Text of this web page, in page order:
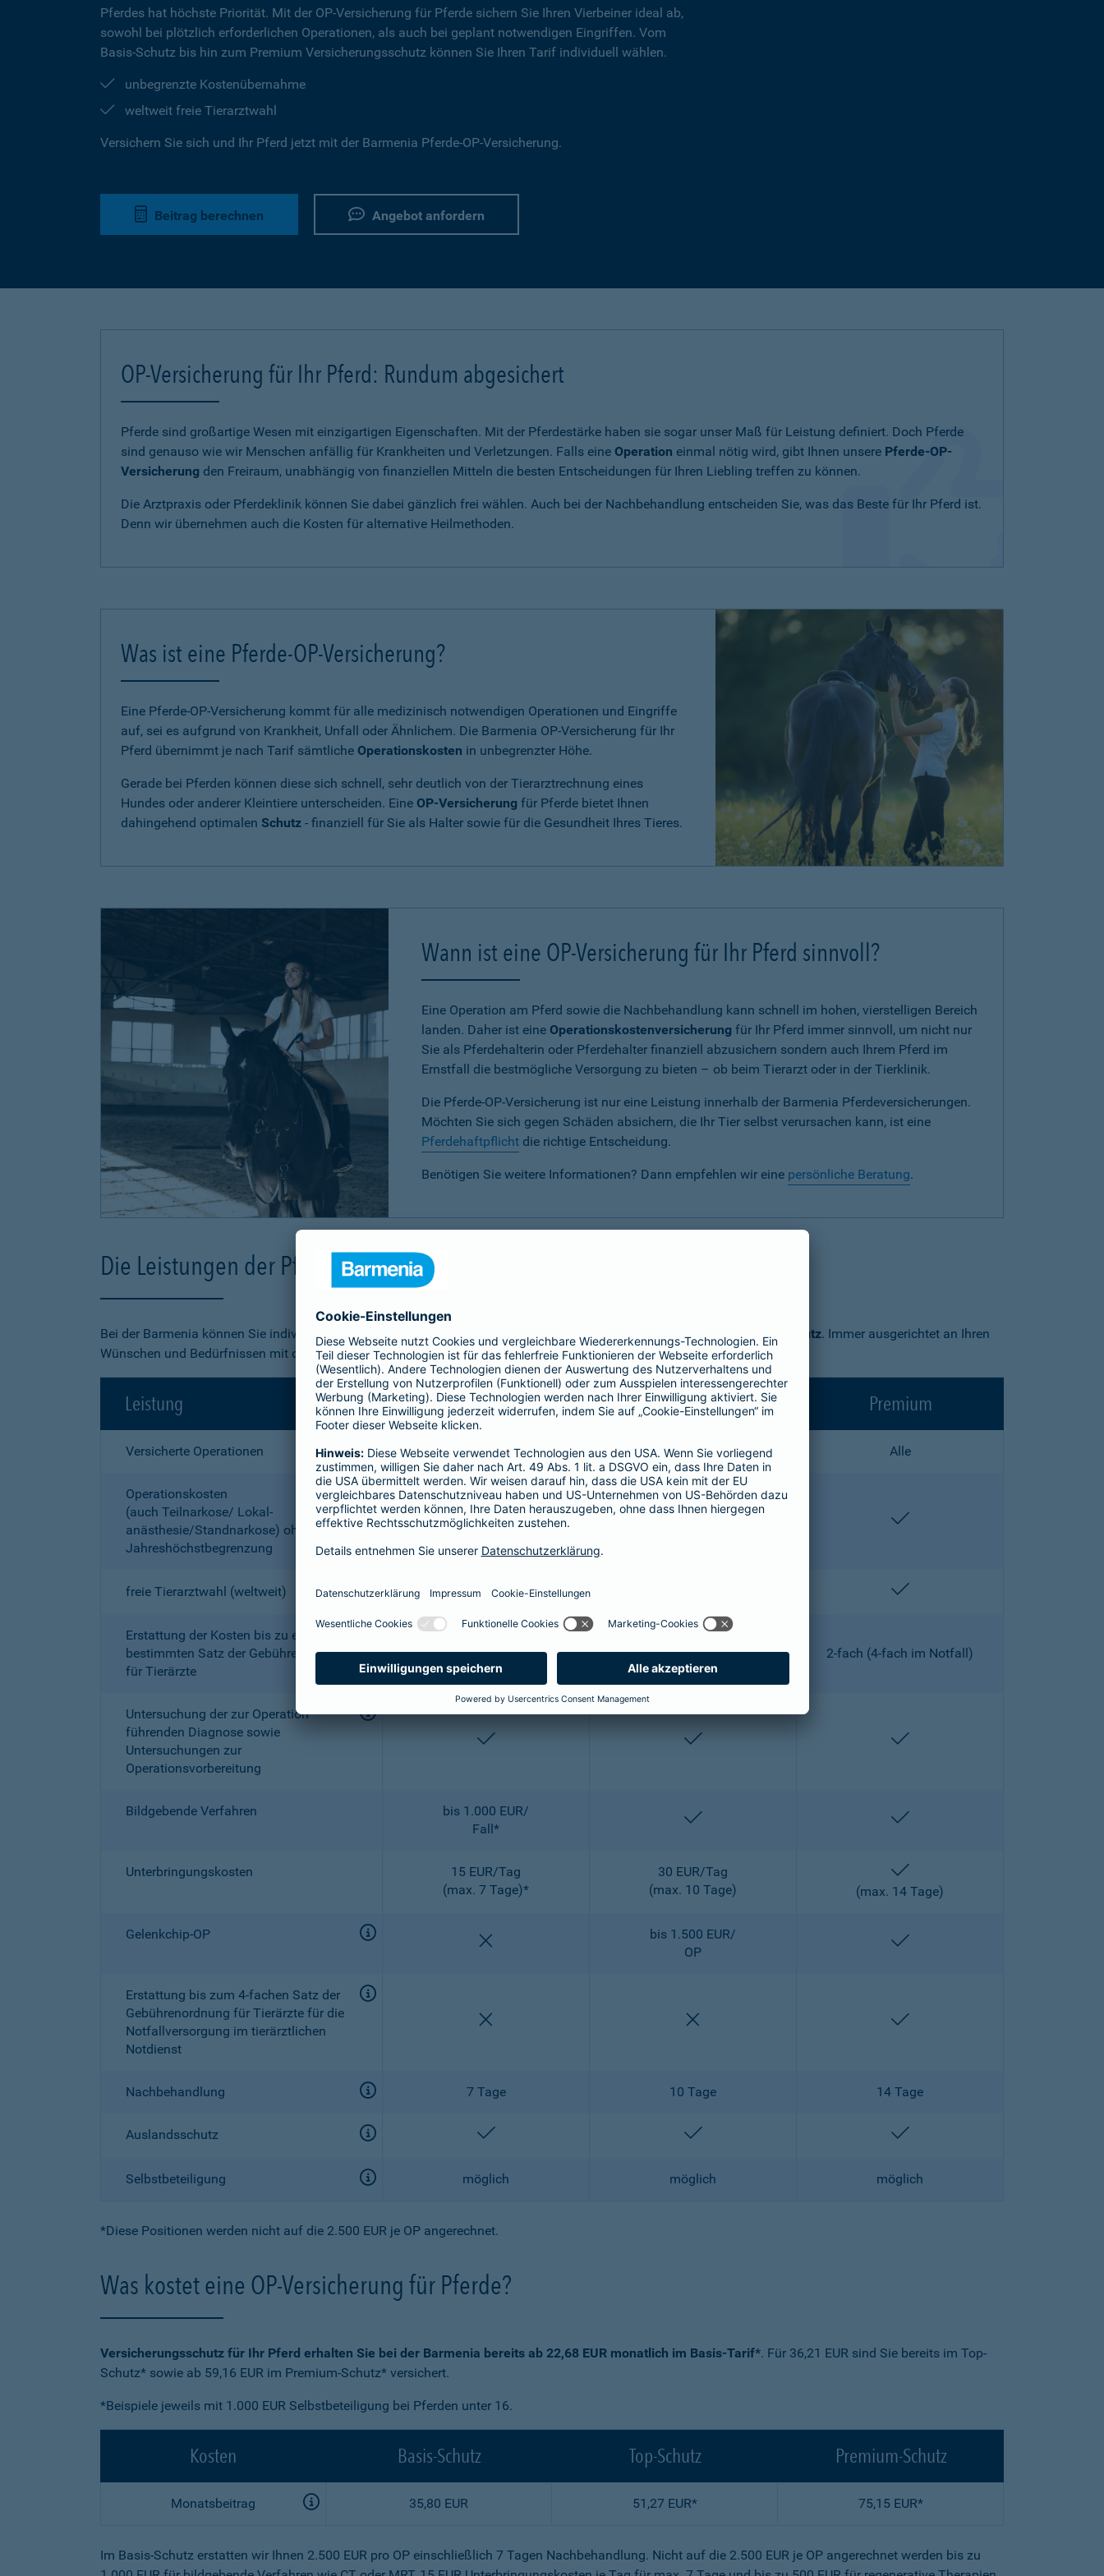
Pferdes hat höchste Priorität. Mit der OP-Versicherung für Pferde sichern Sie Ihren Vierbeiner ideal ab,
sowohl bei plötzlich erforderlichen Operationen, als auch bei geplant notwendigen Eingriffen. Vom
Basis-Schutz bis hin zum Premium Versicherungsschutz können Sie Ihren Tarif individuell wählen.
unbegrenzte Kostenübernahme
weltweit freie Tierarztwahl
Versichern Sie sich und Ihr Pferd jetzt mit der Barmenia Pferde-OP-Versicherung.
Beitrag berechnen Angebot anfordern
OP-Versicherung für Ihr Pferd: Rundum abgesichert
Pferde sind großartige Wesen mit einzigartigen Eigenschaften. Mit der Pferdestärke haben sie sogar unser Maß für Leistung definiert. Doch Pferde
sind genauso wie wir Menschen anfällig für Krankheiten und Verletzungen. Falls eine Operation einmal nötig wird, gibt Ihnen unsere Pferde-OP-
Versicherung den Freiraum, unabhängig von finanziellen Mitteln die besten Entscheidungen für Ihren Liebling treffen zu können.
Die Arztpraxis oder Pferdeklinik können Sie dabei gänzlich frei wählen. Auch bei der Nachbehandlung entscheiden Sie, was das Beste für Ihr Pferd ist.
Denn wir übernehmen auch die Kosten für alternative Heilmethoden.
Was ist eine Pferde-OP-Versicherung?
Eine Pferde-OP-Versicherung kommt für alle medizinisch notwendigen Operationen und Eingriffe
auf, sei es aufgrund von Krankheit, Unfall oder Ähnlichem. Die Barmenia OP-Versicherung für Ihr
Pferd übernimmt je nach Tarif sämtliche Operationskosten in unbegrenzter Höhe.
Gerade bei Pferden können diese sich schnell, sehr deutlich von der Tierarztrechnung eines
Hundes oder anderer Kleintiere unterscheiden. Eine OP-Versicherung für Pferde bietet Ihnen
dahingehend optimalen Schutz - finanziell für Sie als Halter sowie für die Gesundheit Ihres Tieres.
Wann ist eine OP-Versicherung für Ihr Pferd sinnvoll?
Eine Operation am Pferd sowie die Nachbehandlung kann schnell im hohen, vierstelligen Bereich
landen. Daher ist eine Operationskostenversicherung für Ihr Pferd immer sinnvoll, um nicht nur
Sie als Pferdehalterin oder Pferdehalter finanziell abzusichern sondern auch Ihrem Pferd im
Ernstfall die bestmögliche Versorgung zu bieten – ob beim Tierarzt oder in der Tierklinik.
Die Pferde-OP-Versicherung ist nur eine Leistung innerhalb der Barmenia Pferdeversicherungen.
Möchten Sie sich gegen Schäden absichern, die Ihr Tier selbst verursachen kann, ist eine
Pferdehaftpflicht die richtige Entscheidung.
Benötigen Sie weitere Informationen? Dann empfehlen wir eine persönliche Beratung.
Die Leistungen der Pferde-OP-Versicherung im Vergleich
Bei der Barmenia können Sie individuell aus 3 verschiedenen Tarifen für Ihr Pferd wählen: Basis-, Top- oder Premium-Schutz. Immer ausgerichtet an Ihren
Wünschen und Bedürfnissen mit dem besten Preis-Leistungsverhältnis.
Leistung Basis Top Premium
Versicherte Operationen Alle Alle Alle
Operationskosten
(auch Teilnarkose/ Lokal­
anästhesie/Standnarkose) ohne
Jahreshöchstbe­grenzung
bis 2.500 EUR/
OP
enthalten enthalten
freie Tierarztwahl (weltweit) enthalten enthalten
Erstattung der Kosten bis zu einem
bestimmten Satz der Gebührenordnung
für Tierärzte
2-fach 2-fach 2-fach (4-fach im Notfall)
Untersuchung der zur Operation
führenden Diagnose sowie
Untersuchungen zur
Operationsvorbereitung
enthalten enthalten enthalten
Bildgebende Verfahren
bis 1.000 EUR/
Fall*
enthalten enthalten
Unterbringungskosten
15 EUR/Tag
(max. 7 Tage)*
30 EUR/Tag
(max. 10 Tage)
enthalten
(max. 14 Tage)
Gelenkchip-OP
bis 1.500 EUR/
OP
enthalten
Erstattung bis zum 4-fachen Satz der
Gebührenordnung für Tierärzte für die
Notfallversorgung im tierärztlichen
Notdienst
enthalten
Nachbehandlung 7 Tage 10 Tage 14 Tage
Auslandsschutz enthalten enthalten enthalten
Selbstbeteiligung möglich möglich möglich
*Diese Positionen werden nicht auf die 2.500 EUR je OP angerechnet.
Was kostet eine OP-Versicherung für Pferde?
Versicherungsschutz für Ihr Pferd erhalten Sie bei der Barmenia bereits ab 22,68 EUR monatlich im Basis-Tarif*. Für 36,21 EUR sind Sie bereits im Top-
Schutz* sowie ab 59,16 EUR im Premium-Schutz* versichert.
*Beispiele jeweils mit 1.000 EUR Selbstbeteiligung bei Pferden unter 16.
Kosten Basis-Schutz Top-Schutz Premium-Schutz
Monatsbeitrag 35,80 EUR 51,27 EUR* 75,15 EUR*
Im Basis-Schutz erstatten wir Ihnen 2.500 EUR pro OP einschließlich 7 Tagen Nachbehandlung. Nicht auf die 2.500 EUR je OP angerechnet werden bis zu